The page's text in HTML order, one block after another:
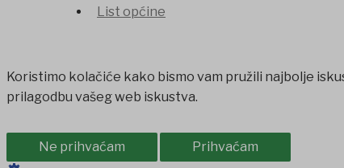
List općine
Koristimo kolačiće kako bismo vam pružili najbolje
prilagodbu vašeg web iskustva.
Ne prihvaćam Prihvaćam